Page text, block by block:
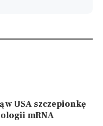
w USA szczepionkę
mRNA